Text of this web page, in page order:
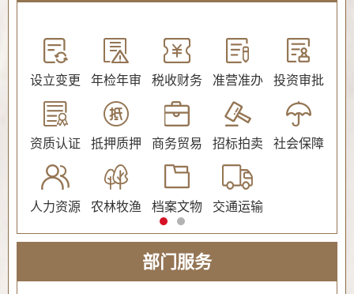
设立变更 年检年审 税收财务 准营准办 投资审批
资质认证 抵押质押 商务贸易 招标拍卖 社会保障
人力资源 农林牧渔 档案文物 交通运输
部门服务